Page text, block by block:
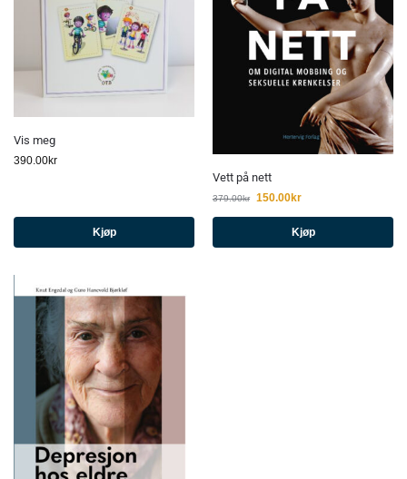
Vis meg
390.00kr
Kjøp
Vett på nett
379.00kr 150.00kr
Kjøp